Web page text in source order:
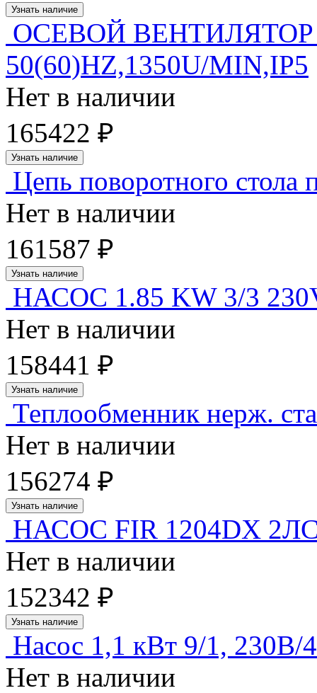
Узнать наличие
ОСЕВОЙ
50(60)HZ,1350U/MIN,IP5
Нет в наличии
165422 ₽
Узнать наличие
Цепь поворотного стола
Нет в наличии
161587 ₽
Узнать наличие
НАСОС 1.85 KW 3/3
Нет в наличии
158441 ₽
Узнать наличие
Теплообменник нерж.
Нет в наличии
156274 ₽
Узнать наличие
НАСОС FIR 1204DX
Нет в наличии
152342 ₽
Узнать наличие
Насос 1,1 кВт 9/1,
Нет в наличии